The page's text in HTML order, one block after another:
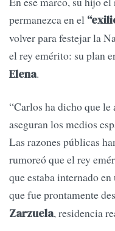
permanezca en el
volver para festejar la
el rey emérito: su plan
Elena.
“Carlos ha dicho que le
aseguran los medios
Las razones públicas
rumoreó que el rey
que estaba internado
que fue prontamente
Zarzuela, residencia